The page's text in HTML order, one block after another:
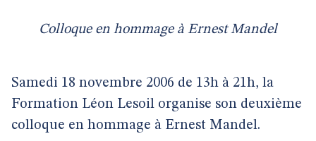
Colloque en hommage à Ernest Mandel
Samedi 18 novembre 2006 de 13h à 21h, la
Formation Léon Lesoil organise son deuxième
colloque en hommage à Ernest Mandel.